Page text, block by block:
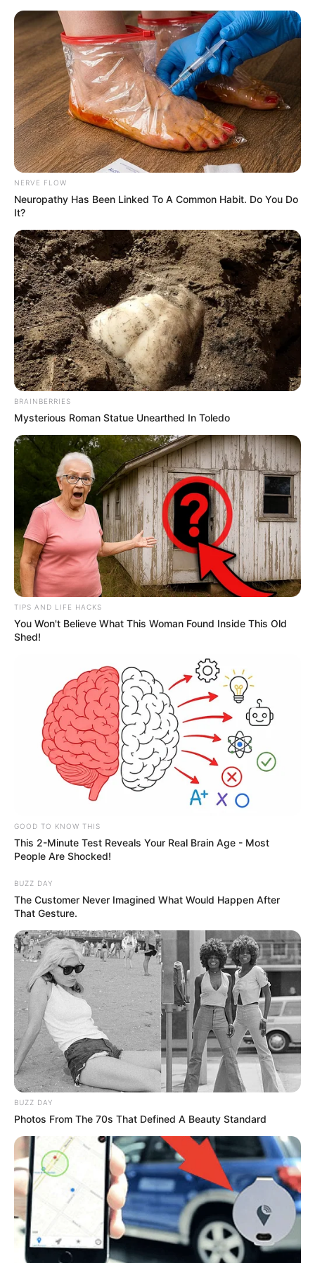
HOME
Home > Unlabelled >
Aposentadoria Especial: tudo que cada ACS
e ACE precisa saber.
Aposentadoria Especial: tudo que
cada ACS e ACE precisa saber.
02:30
Aposentadoria Especial: Por queAgentes Comunitários e
de Combate às Endemias estão se aposentando com apenas 1
JASB em 06.janeiro.2026.Atualizadoem
janeiro.2026.
WhatsApp: Rede do JASB |AAposentadoria Especialdos Agentes
Comunitários de Saúde (ACS) e dos Agentes de Combate às
Endemias (ACE), prevista pelaEmenda Constitucional 120
trouxe limitações, apesar de garantir um Piso.
-ad3
Embora a emenda tenha garantido o Piso Nacional de dois salários
mínimos para quem está na ativa,
não assegurou paridade nem
integralidade na aposentadoria .Por isso, ao se aposentarem, os
agentes recebemapenas 1 salário mínimo, na grande maioria,
conforme as regras da
Emenda Constitucional 103 /2019.
📰 O que diz a Emenda 120/2022
A EC 120 garantiu o piso de dois salários mínimospara ACS e
ACE em atividade
, conquista histórica da categoria. No entanto, ao
tratar daAposentadoria Especial, não incluiudispositivos sobre
cálculo de benefício
-ad3
NERVE FLOW
Neuropathy Has Been Linked To A Common Habit. Do You Do
It?
BRAINBERRIES
Mysterious Roman Statue Unearthed In Toledo
TIPS AND LIFE HACKS
You Won't Believe What This Woman Found Inside This Old
Shed!
GOOD TO KNOW THIS
This 2-Minute Test Reveals Your Real Brain Age - Most
People Are Shocked!
BUZZ DAY
The Customer Never Imagined What Would Happen After
That Gesture.
BUZZ DAY
Photos From The 70s That Defined A Beauty Standard